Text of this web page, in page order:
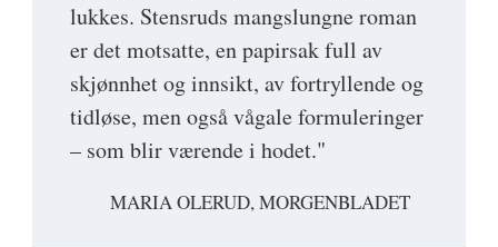
lukkes. Stensruds mangslungne roman
er det motsatte, en papirsak full av
skjønnhet og innsikt, av fortryllende og
tidløse, men også vågale formuleringer
– som blir værende i hodet."
MARIA OLERUD, MORGENBLADET